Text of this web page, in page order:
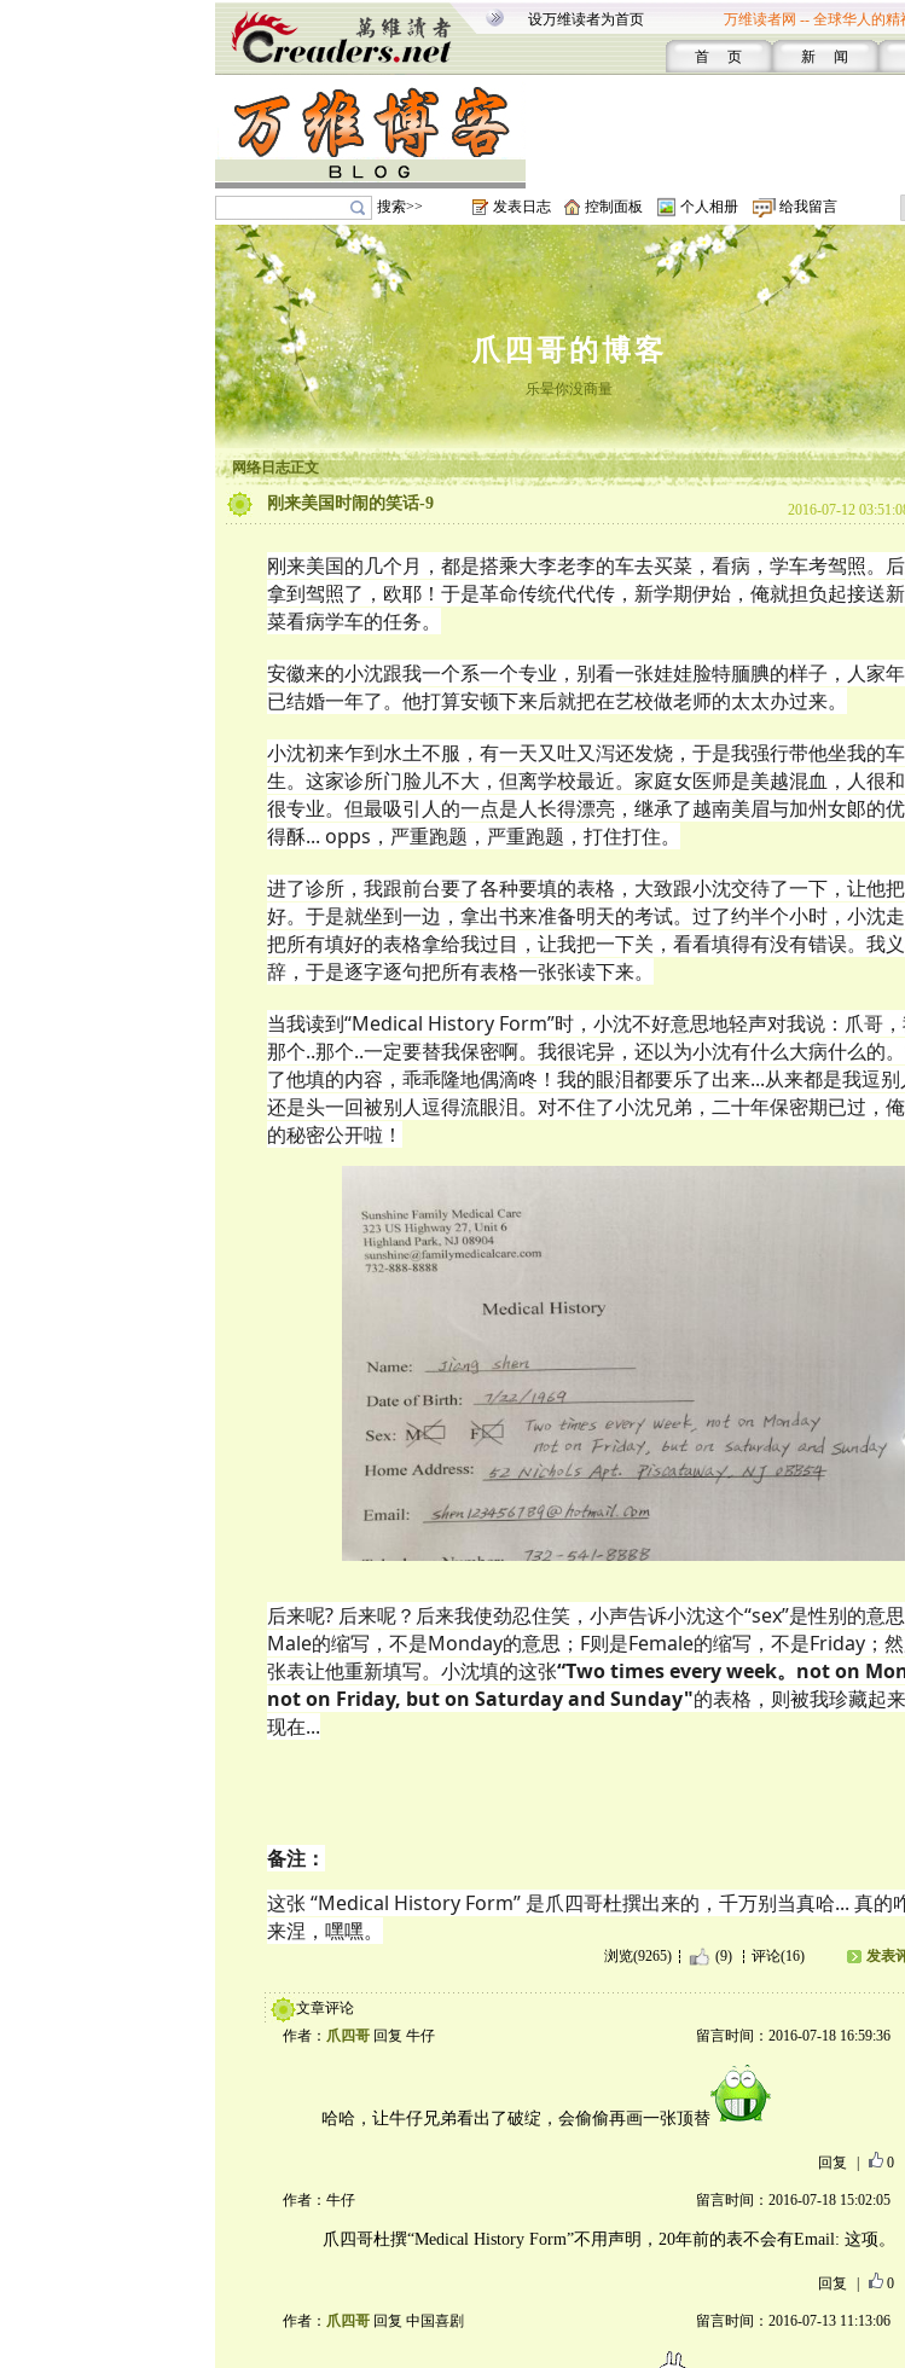
设万维读者为首页 万维读者网 -- 全球华人的精
首 页 新 闻
搜索>> 发表日志 控制面板 个人相册 给我留言
爪四哥的博客
乐晕你没商量
网络日志正文
刚来美国时闹的笑话-9 2016-07-12
刚来美国的几个月，都是搭乘大李老李的车去买菜，看病，学车考驾照。
拿到驾照了，欧耶！于是革命传统代代传，新学期伊始，俺就担负起接送
菜看病学车的任务。
安徽来的小沈跟我一个系一个专业，别看一张娃娃脸特腼腆的样子，人家
已结婚一年了。他打算安顿下来后就把在艺校做老师的太太办过来。
小沈初来乍到水土不服，有一天又吐又泻还发烧，于是我强行带他坐我的
生。这家诊所门脸儿不大，但离学校最近。家庭女医师是美越混血，人很
很专业。但最吸引人的一点是人长得漂亮，继承了越南美眉与加州女郞的
得酥... opps，严重跑题，严重跑题，打住打住。
进了诊所，我跟前台要了各种要填的表格，大致跟小沈交待了一下，让他
好。于是就坐到一边，拿出书来准备明天的考试。过了约半个小时，小沈走
把所有填好的表格拿给我过目，让我把一下关，看看填得有没有错误。我
辞，于是逐字逐句把所有表格一张张读下来。
当我读到“Medical History Form”时，小沈不好意思地轻声对我说：爪哥
那个..那个..一定要替我保密啊。我很诧异，还以为小沈有什么大病什么的
了他填的内容，乖乖隆地偶滴咚！我的眼泪都要乐了出来...从来都是我逗
还是头一回被别人逗得流眼泪。对不住了小沈兄弟，二十年保密期已过，
的秘密公开啦！
后来呢? 后来呢？后来我使劲忍住笑，小声告诉小沈这个“sex”是性别的意
Male的缩写，不是Monday的意思；F则是Female的缩写，不是Friday；
张表让他重新填写。小沈填的这张“Two times every week。not on
not on Friday, but on Saturday and Sunday"的表格，则被我珍藏起
现在...
备注：
这张 “Medical History Form” 是爪四哥杜撰出来的，千万别当真哈... 真的
来涅，嘿嘿。
浏览(9265) (9) 评论(16) 发表
文章评论
作者： 爪四哥回复 牛仔 留言时间：2016-07-18 16:59:36
哈哈，让牛仔兄弟看出了破绽，会偷偷再画一张顶替
回复 0
作者：牛仔 留言时间：2016-07-18 15:02:05
爪四哥杜撰“Medical History Form”不用声明，20年前的表不会有Email: 这项。
回复 0
作者： 爪四哥回复 中国喜剧 留言时间：2016-07-13 11:13:06